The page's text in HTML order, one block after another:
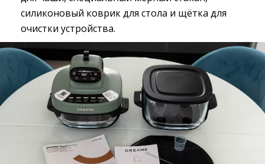
силиконовый коврик для стола и щётка для
очистки устройства.